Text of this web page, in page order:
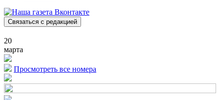
Связаться с редакцией
20
марта
Просмотреть все номера